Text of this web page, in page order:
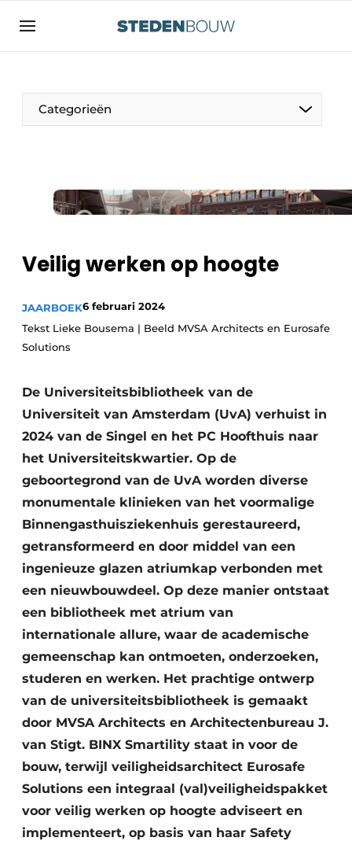
Aanmelden
asset
authlogoff logon
Direct contact
Home
Meest gelezen
Nieuwsbrief
Privacy / Cookie statement
storymetadata
Vacature aanmelden
Vacatures
Video’s
Categorieën
Woning- en utiliteitsbouw
Distributiecentra
Gevels, Daken & Daktuinen
Veilig werken op hoogte
JAARBOEK6 februari 2024
Tekst Lieke Bousema | Beeld MVSA Architects en Eurosafe
Solutions
De Universiteitsbibliotheek van de
Universiteit van Amsterdam (UvA) verhuist in
2024 van de Singel en het PC Hoofthuis naar
het Universiteitskwartier. Op de
geboortegrond van de UvA worden diverse
monumentale klinieken van het voormalige
Binnengasthuisziekenhuis gerestaureerd,
getransformeerd en door middel van een
ingenieuze glazen atriumkap verbonden met
een nieuwbouwdeel. Op deze manier ontstaat
een bibliotheek met atrium van
internationale allure, waar de academische
gemeenschap kan ontmoeten, onderzoeken,
studeren en werken. Het prachtige ontwerp
van de universiteitsbibliotheek is gemaakt
door MVSA Architects en Architectenbureau J.
van Stigt. BINX Smartility staat in voor de
bouw, terwijl veiligheidsarchitect Eurosafe
Solutions een integraal (val)veiligheidspakket
voor veilig werken op hoogte adviseert en
implementeert, op basis van haar Safety